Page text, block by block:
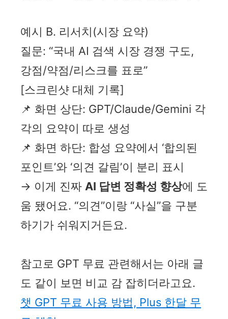
예시 B. 리서치(시장 요약)
질문: “국내 AI 검색 시장 경쟁 구도,
강점/약점/리스크를 표로”
[스크린샷 대체 기록]
📌 화면 상단: GPT/Claude/Gemini 각
각의 요약이 따로 생성
📌 화면 하단: 합성 요약에서 ‘합의된
포인트’와 ‘의견 갈림’이 분리 표시
→ 이게 진짜 AI 답변 정확성 향상에 도
움 됐어요. “의견”이랑 “사실”을 구분
하기가 쉬워지거든요.
참고로 GPT 무료 관련해서는 아래 글
도 같이 보면 비교 감 잡히더라고요.
챗 GPT 무료 사용 방법, Plus 한달 무